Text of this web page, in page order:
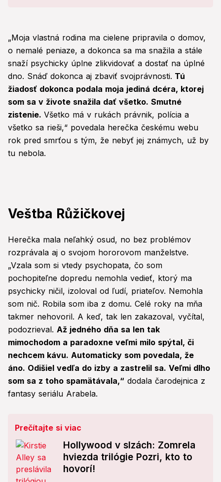
„Moja vlastná rodina ma cielene pripravila o domov,
o nemalé peniaze, a dokonca sa ma snažila a stále
snaží psychicky úplne zlikvidovať a dostať na úplné
dno. Snáď dokonca aj zbaviť svojprávnosti. Tú
žiadosť dokonca podala moja jediná dcéra, ktorej
som sa v živote snažila dať všetko. Smutné
zistenie. Všetko má v rukách právnik, polícia a
všetko sa rieši,“ povedala herečka českému webu
rok pred smrťou s tým, že nebyť jej známych, už by
tu nebola.
Veštba Růžičkovej
Herečka mala neľahký osud, no bez problémov
rozprávala aj o svojom hororovom manželstve.
„Vzala som si vtedy psychopata, čo som
pochopiteľne dopredu nemohla vedieť, ktorý ma
psychicky ničil, izoloval od ľudí, priateľov. Nemohla
som nič. Robila som iba z domu. Celé roky na mňa
takmer nehovoril. A keď, tak len zakazoval, vyčítal,
podozrieval. Až jedného dňa sa len tak
mimochodom a paradoxne veľmi milo spýtal, či
nechcem kávu. Automaticky som povedala, že
áno. Odišiel vedľa do izby a zastrelil sa. Veľmi dlho
som sa z toho spamätávala,“ dodala čarodejnica z
fantasy seriálu Arabela.
Prečítajte si viac
Hollywood v slzách: Zomrela
hviezda trilógie Pozri, kto to
hovorí!